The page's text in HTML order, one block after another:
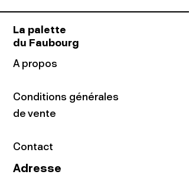
La palette
du Faubourg
A propos
Conditions générales
de vente
Contact
Adresse